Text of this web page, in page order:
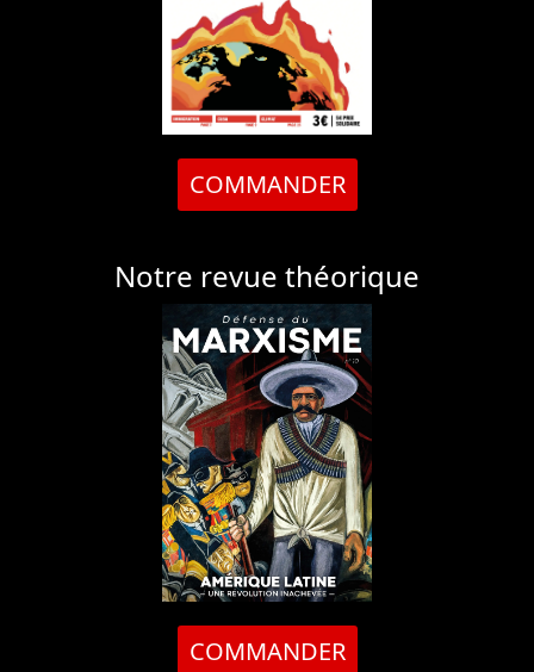
COMMANDER
Notre revue théorique
COMMANDER